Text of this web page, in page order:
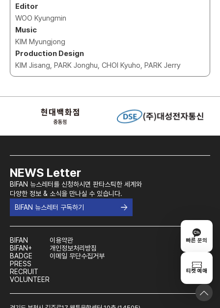
빠른 문의
티켓 예매
Editor
WOO Kyungmin
Music
KIM Myungjong
Production Design
KIM Jisang, PARK Jonghu, CHOI Kyuho, PARK Jerry
NEWS Letter
BIFAN 뉴스레터를 신청하시면 판타스틱한 세계와
다양한 정보 & 소식을 만나실 수 있습니다.
BIFAN 뉴스레터 구독하기
BIFAN
BIFAN+
BADGE
PRESS
RECRUIT
VOLUNTEER
이용약관
개인정보처리방침
이메일 무단수집거부